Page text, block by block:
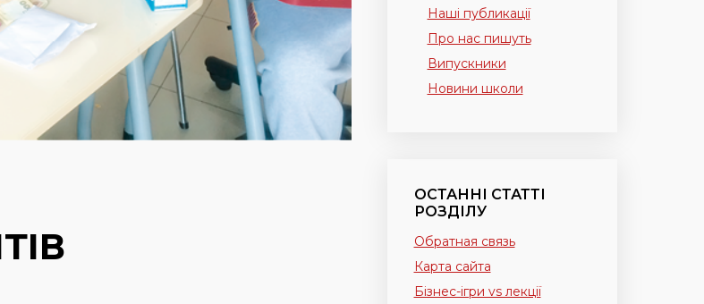
Наші публикації
Про нас пишуть
Випускники
Новини школи
ОСТАННІ СТАТТІ
РОЗДІЛУ
Обратная связь
Карта сайта
Бізнес-ігри vs лекції